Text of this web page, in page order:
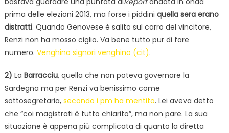
prima delle elezioni 2013, ma forse i piddini quella sera erano
distratti. Quando Genovese è salito sul carro del vincitore,
Renzi non ha mosso ciglio. Va bene tutto pur di fare
numero. Venghino signori venghino (cit).
2) La Barracciu, quella che non poteva governare la
Sardegna ma per Renzi va benissimo come
sottosegretaria, secondo i pm ha mentito. Lei aveva detto
che “coi magistrati è tutto chiarito”, ma non pare. La sua
situazione è appena più complicata di quanto la diretta